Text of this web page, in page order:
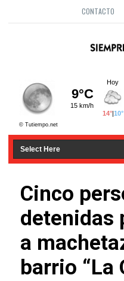
CONTACTO
Cinco
detenidas
a
barrio “La